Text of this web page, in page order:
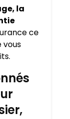
la
ce
vous